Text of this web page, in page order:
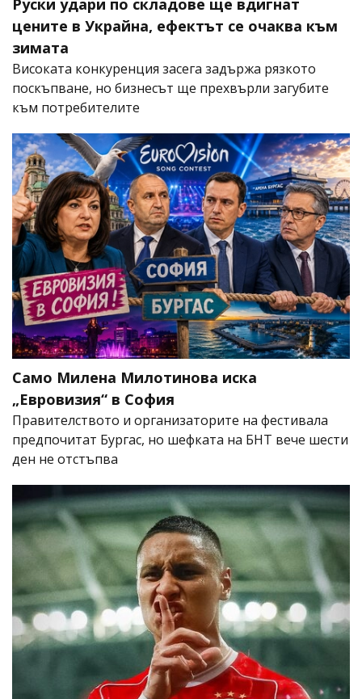
Руски удари по складове ще вдигнат
цените в Украйна, ефектът се очаква към
зимата
Високата конкуренция засега задържа рязкото
поскъпване, но бизнесът ще прехвърли загубите
към потребителите
Само Милена Милотинова иска
„Евровизия“ в София
Правителството и организаторите на фестивала
предпочитат Бургас, но шефката на БНТ вече шести
ден не отстъпва